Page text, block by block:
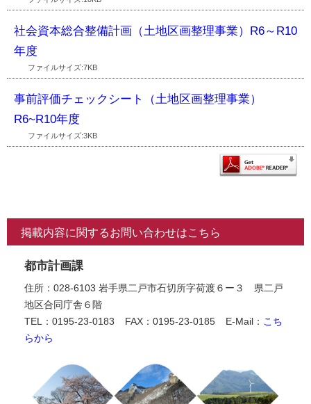
社会資本総合整備計画（土地区画整理事業）R6～R10
年度
ファイルサイズ:7KB
事前評価チェックシート（土地区画整理事業）
R6~R10年度
ファイルサイズ:3KB
掲載内容に関するお問い合わせはこちら
都市計画課
住所：028-6103 岩手県二戸市石切所字荷渡６ー３ 県二戸
地区合同庁舎６階
TEL：0195-23-0183
FAX：0195-23-0185 E-Mail： こち
らから